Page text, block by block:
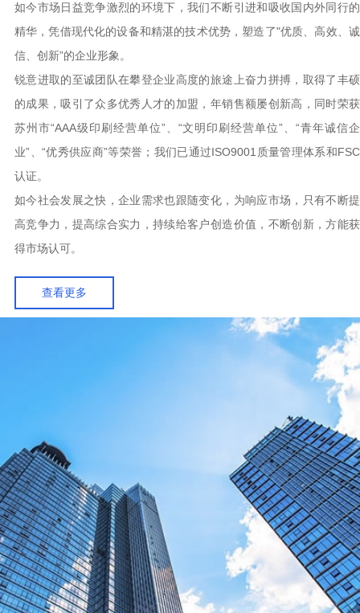
如今市场日益竞争激烈的环境下，我们不断引进和吸收国内外同行的
精华，凭借现代化的设备和精湛的技术优势，塑造了"优质、高效、诚
信、创新”的企业形象。
锐意进取的至诚团队在攀登企业高度的旅途上奋力拼搏，取得了丰硕
的成果，吸引了众多优秀人才的加盟，年销售额屡创新高，同时荣获
苏州市“AAA级印刷经营单位”、“文明印刷经营单位”、“青年诚信企
业”、“优秀供应商”等荣誉；我们已通过ISO9001质量管理体系和FSC
认证。
如今社会发展之快，企业需求也跟随变化，为响应市场，只有不断提
高竞争力，提高综合实力，持续给客户创造价值，不断创新，方能获
得市场认可。
查看更多